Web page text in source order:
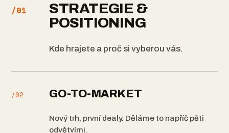
/01
STRATEGIE &
POSITIONING
Kde hrajete a proč si vyberou vás.
/02 GO-TO-MARKET
Nový trh, první dealy. Děláme to napříč pěti
odvětvími.